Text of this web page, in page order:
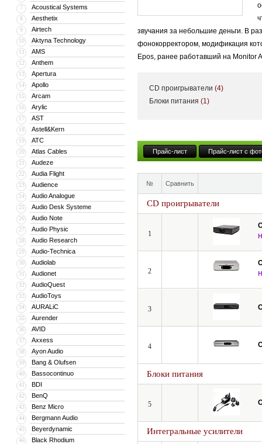
7 Acoustical Systems
8 Aesthetix
9 Airtech
10 Aktyna Technology
11 AMS
12 Anthem
13 Apertura
14 Apollo
15 Arcam
16 Arylic
17 AST
18 Astell&Kern
19 ATC
20 Atlas Cables
21 Audeze
22 Audia Flight
23 Audience
24 Audio Analogue
25 Audio Desk Systeme
26 Audio Note
27 Audio Physic
28 Audio Research
29 Audio-Technica
30 Audiolab
31 Audionet
32 AudioQuest
33 AudioToys
34 AURALiC
35 Aurender
36 AVID
37 Axxess
38 Ayon Audio
39 Bang & Olufsen
40 Bassocontinuo
41 BDI
42 BenQ
43 Benz Micro
44 Bergmann Audio
45 Beyerdynamic
46 Black Rhodium
звучания за небольшие деньги. В
фонокорректором, модификация
Epos, ранее работавший на Monitor
Сегодня в ассортименте Creek
стереоусилители с возможностью
гибкость модификации техники
CD проигрыватели (4)
Блоки питания (1)
Прайс-лист Прайс-лист с
№ Сравнить
CD проигрыватели
1
2
3
4
Блоки питания
5
Интегральные усилители